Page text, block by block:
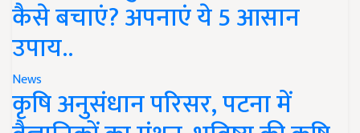
कैसे बचाएं? अपनाएं ये 5 आसान
उपाय..
News
कृषि अनुसंधान परिसर, पटना में